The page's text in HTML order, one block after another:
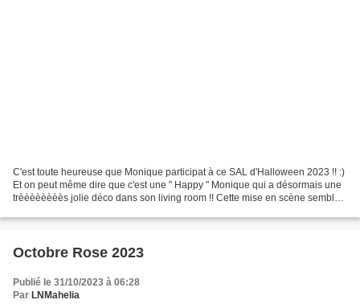
C'est toute heureuse que Monique participat à ce SAL d'Halloween 2023 !! :)
Et on peut même dire que c'est une " Happy " Monique qui a désormais une
trèèèèèèèès jolie déco dans son living room !! Cette mise en scène semble
Octobre Rose 2023
Publié le 31/10/2023 à 06:28
Par LNMahelia